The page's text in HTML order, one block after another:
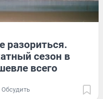
разориться.
сезон в
всего
Обсудить